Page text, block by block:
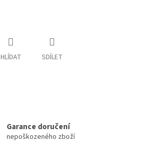
HLÍDAT SDÍLET
Garance doručení
nepoškozeného zboží